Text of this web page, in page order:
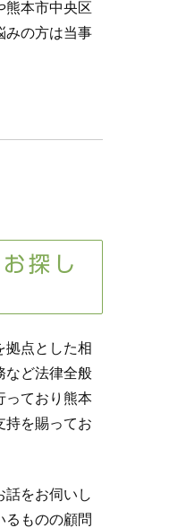
熊本市中央区
みの方は当事
探し
拠点とした相
など法律全般
っており熊本
持を賜ってお
話をお伺いし
るものの顧問